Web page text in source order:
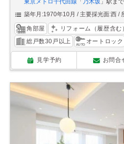
東京メトロ千代田線 「 乃木坂 」駅ま
築年月:1970年10月
主要採光面:西
角部屋 リフォーム（履歴含む
総戸数30戸以上
オートロック
見学予約 お問合